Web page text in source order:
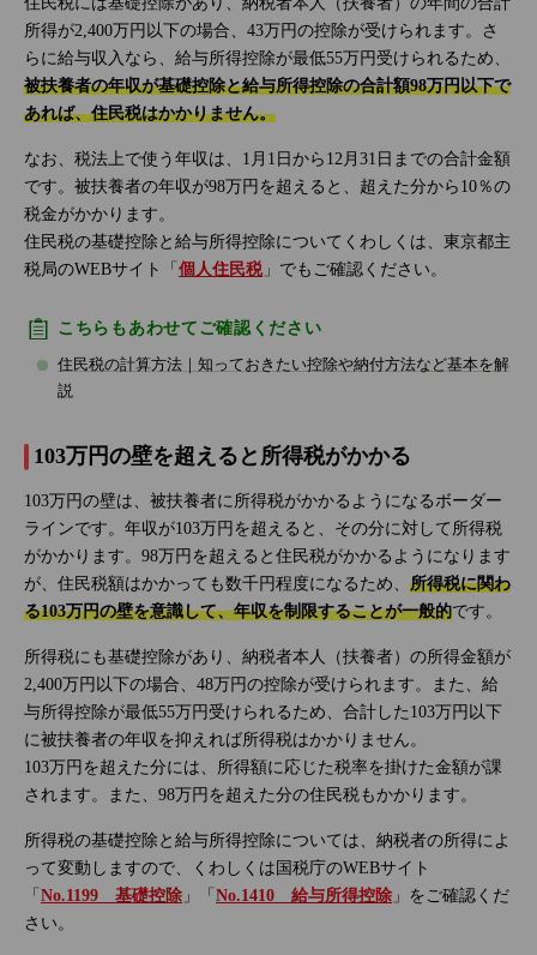
所得が2,400万円以下の場合、43万円の控除が受けられます。さ
らに給与収入なら、給与所得控除が最低55万円受けられるため、
被扶養者の年収が基礎控除と給与所得控除の合計額98万円以下で
あれば、住民税はかかりません。
なお、税法上で使う年収は、1月1日から12月31日までの合計金額
です。被扶養者の年収が98万円を超えると、超えた分から10％の
税金がかかります。
住民税の基礎控除と給与所得控除についてくわしくは、東京都主
税局のWEBサイト「 個人住民税」でもご確認ください。
こちらもあわせてご確認ください
住民税の計算方法｜知っておきたい控除や納付方法など基本を解
説
103万円の壁を超えると所得税がかかる
103万円の壁は、被扶養者に所得税がかかるようになるボーダー
ラインです。年収が103万円を超えると、その分に対して所得税
がかかります。98万円を超えると住民税がかかるようになります
が、住民税額はかかっても数千円程度になるため、 所得税に関わ
る103万円の壁を意識して、年収を制限することが一般的です。
所得税にも基礎控除があり、納税者本人（扶養者）の所得金額が
2,400万円以下の場合、48万円の控除が受けられます。また、給
与所得控除が最低55万円受けられるため、合計した103万円以下
に被扶養者の年収を抑えれば所得税はかかりません。
103万円を超えた分には、所得額に応じた税率を掛けた金額が課
されます。また、98万円を超えた分の住民税もかかります。
所得税の基礎控除と給与所得控除については、納税者の所得によ
って変動しますので、くわしくは国税庁のWEBサイト
「 No.1199 基礎控除 」「 No.1410 給与所得控除 」をご確認くだ
さい。